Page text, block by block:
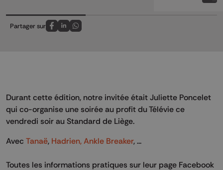
Partager sur
Partagez sur FaceBook
Partagez sur LinkedIn
Partagez sur Whatsapp
Durant cette édition, notre invitée était Juliette Poncelet
qui co-organise une soirée au profit du Télévie ce
vendredi soir au Standard de Liège.
Avec Tanaë, Hadrien, Ankle Breaker, ...
Toutes les informations pratiques sur leur page Facebook